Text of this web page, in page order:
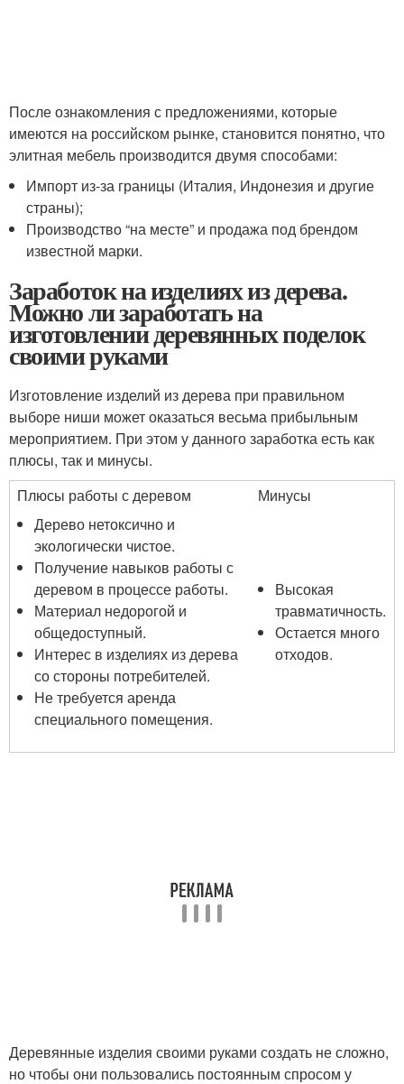
После ознакомления с предложениями, которые
имеются на российском рынке, становится понятно, что
элитная мебель производится двумя способами:
Импорт из-за границы (Италия, Индонезия и другие
страны);
Производство “на месте” и продажа под брендом
известной марки.
Заработок на изделиях из дерева.
Можно ли заработать на
изготовлении деревянных поделок
своими руками
Изготовление изделий из дерева при правильном
выборе ниши может оказаться весьма прибыльным
мероприятием. При этом у данного заработка есть как
плюсы, так и минусы.
Плюсы работы с деревом
Минусы
Дерево нетоксично и
экологически чистое.
Получение навыков работы с
деревом в процессе работы.
Материал недорогой и
общедоступный.
Интерес в изделиях из дерева
со стороны потребителей.
Не требуется аренда
специального помещения.
Высокая
травматичность.
Остается много
отходов.
Деревянные изделия своими руками создать не сложно,
но чтобы они пользовались постоянным спросом у